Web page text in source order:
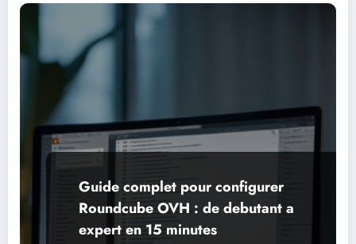
Guide complet pour configurer
Roundcube OVH : de debutant a
expert en 15 minutes